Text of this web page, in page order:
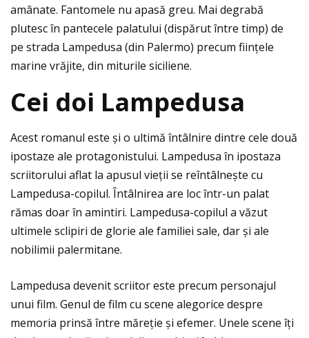
amânate. Fantomele nu apasă greu. Mai degrabă
plutesc în pantecele palatului (dispărut între timp) de
pe strada Lampedusa (din Palermo) precum fiinţele
marine vrăjite, din miturile siciliene.
Cei doi Lampedusa
Acest romanul este și o ultimă întâlnire dintre cele două
ipostaze ale protagonistului. Lampedusa în ipostaza
scriitorului aflat la apusul vieţii se reîntâlnește cu
Lampedusa-copilul. Întâlnirea are loc într-un palat
rămas doar în amintiri. Lampedusa-copilul a văzut
ultimele sclipiri de glorie ale familiei sale, dar și ale
nobilimii palermitane.
Lampedusa devenit scriitor este precum personajul
unui film. Genul de film cu scene alegorice despre
memoria prinsă între măreţie și efemer. Unele scene îţi